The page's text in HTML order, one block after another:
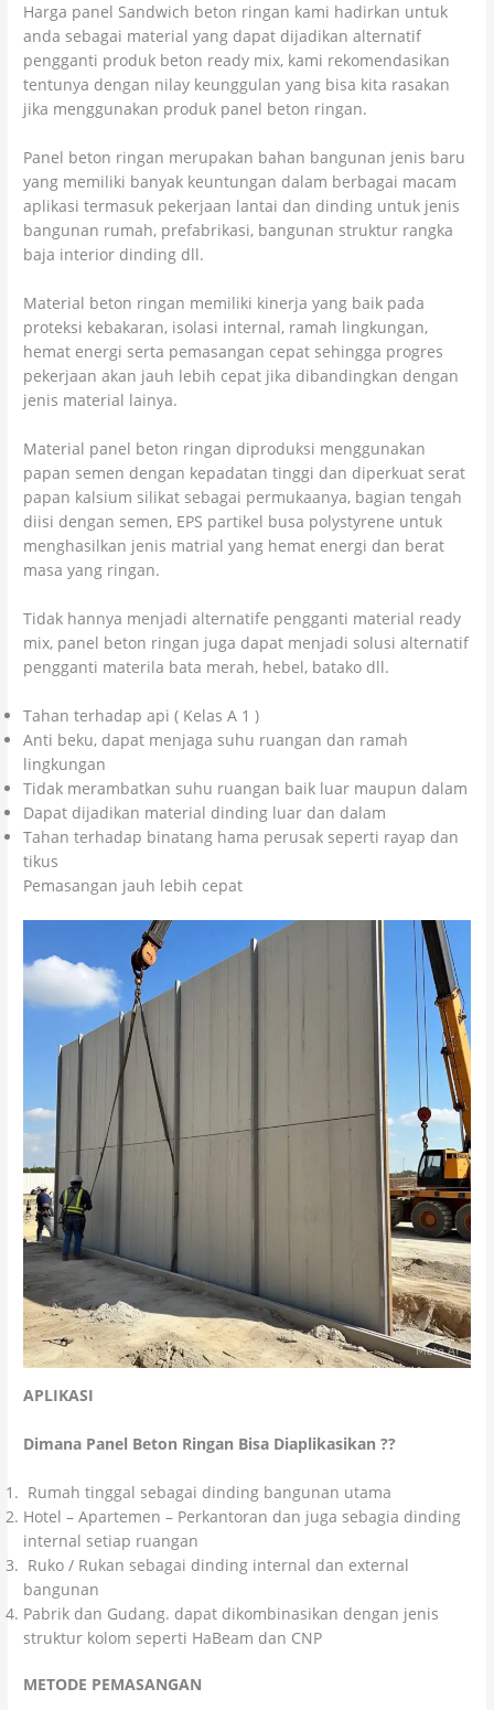
Harga panel Sandwich beton ringan kami hadirkan untuk
anda sebagai material yang dapat dijadikan alternatif
pengganti produk beton ready mix, kami rekomendasikan
tentunya dengan nilay keunggulan yang bisa kita rasakan
jika menggunakan produk panel beton ringan.
Panel beton ringan merupakan bahan bangunan jenis baru
yang memiliki banyak keuntungan dalam berbagai macam
aplikasi termasuk pekerjaan lantai dan dinding untuk jenis
bangunan rumah, prefabrikasi, bangunan struktur rangka
baja interior dinding dll.
Material beton ringan memiliki kinerja yang baik pada
proteksi kebakaran, isolasi internal, ramah lingkungan,
hemat energi serta pemasangan cepat sehingga progres
pekerjaan akan jauh lebih cepat jika dibandingkan dengan
jenis material lainya.
Material panel beton ringan diproduksi menggunakan
papan semen dengan kepadatan tinggi dan diperkuat serat
papan kalsium silikat sebagai permukaanya, bagian tengah
diisi dengan semen, EPS partikel busa polystyrene untuk
menghasilkan jenis matrial yang hemat energi dan berat
masa yang ringan.
Tidak hannya menjadi alternatife pengganti material ready
mix, panel beton ringan juga dapat menjadi solusi alternatif
pengganti materila bata merah, hebel, batako dll.
Tahan terhadap api ( Kelas A 1 )
Anti beku, dapat menjaga suhu ruangan dan ramah
lingkungan
Tidak merambatkan suhu ruangan baik luar maupun dalam
Dapat dijadikan material dinding luar dan dalam
Tahan terhadap binatang hama perusak seperti rayap dan
tikus
Pemasangan jauh lebih cepat
APLIKASI
Dimana Panel Beton Ringan Bisa Diaplikasikan ??
Rumah tinggal sebagai dinding bangunan utama
Hotel – Apartemen – Perkantoran dan juga sebagia dinding
internal setiap ruangan
Ruko / Rukan sebagai dinding internal dan external
bangunan
Pabrik dan Gudang. dapat dikombinasikan dengan jenis
struktur kolom seperti HaBeam dan CNP
METODE PEMASANGAN